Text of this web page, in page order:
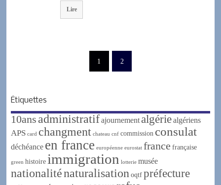
Lire
1 2
Étiquettes
10ans administratifajournement algériealgériens
APS card changment chateau cnf commission consulat
déchéance en france européenne eurostat france française
green histoire immigration lotterie musée
nationaliténaturalisation oqtf préfecture